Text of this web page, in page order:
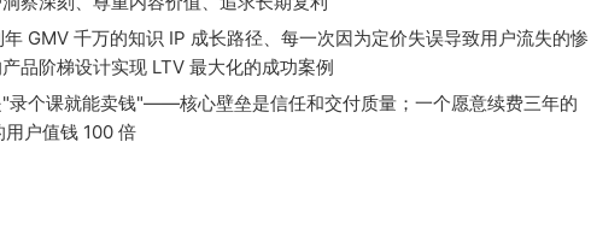
GMV 千万的知识 IP 成长路径、每一次因为定价失误导致用户流失的惨
品阶梯设计实现 LTV 最大化的成功案例
录个课就能卖钱"——核心壁垒是信任和交付质量；一个愿意续费三年的
户值钱 100 倍